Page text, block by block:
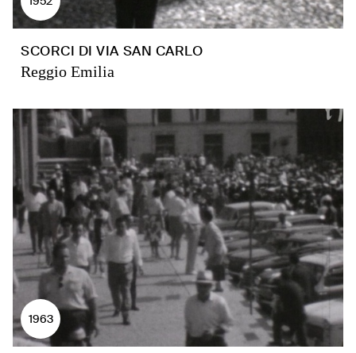
SCORCI DI VIA SAN CARLO
Reggio Emilia
1963